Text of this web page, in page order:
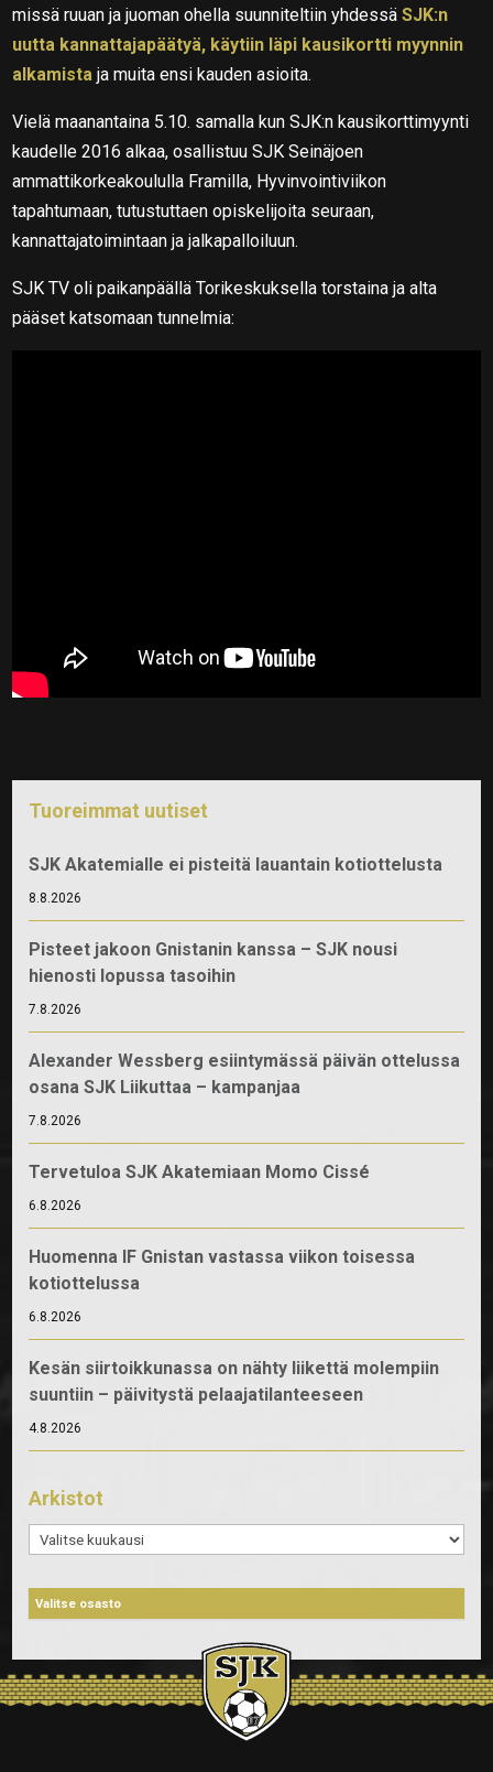
missä ruuan ja juoman ohella suunniteltiin yhdessäSJK:n
uutta kannattajapäätyä, käytiin läpi kausikortti myynnin
alkamista ja muita ensi kauden asioita.
Vielä maanantaina 5.10. samalla kun SJK:n kausikorttimyynti
kaudelle 2016 alkaa, osallistuu SJK Seinäjoen
ammattikorkeakoululla Framilla, Hyvinvointiviikon
tapahtumaan, tutustuttaen opiskelijoita seuraan,
kannattajatoimintaan ja jalkapalloiluun.
SJK TV oli paikanpäällä Torikeskuksella torstaina ja alta
pääset katsomaan tunnelmia:
Tuoreimmat uutiset
SJK Akatemialle ei pisteitä lauantain kotiottelusta
8.8.2026
Pisteet jakoon Gnistanin kanssa – SJK nousi
hienosti lopussa tasoihin
7.8.2026
Alexander Wessberg esiintymässä päivän ottelussa
osana SJK Liikuttaa – kampanjaa
7.8.2026
Tervetuloa SJK Akatemiaan Momo Cissé
6.8.2026
Huomenna IF Gnistan vastassa viikon toisessa
kotiottelussa
6.8.2026
Kesän siirtoikkunassa on nähty liikettä molempiin
suuntiin – päivitystä pelaajatilanteeseen
4.8.2026
Arkistot
Arkistot